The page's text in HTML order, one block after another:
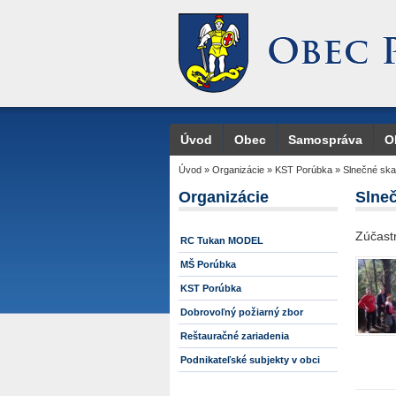
Úvod Obec Samospráva
Úvod » Organizácie » KST Porúbka » Slnečné
Organizácie
RC Tukan MODEL
MŠ Porúbka
KST Porúbka
Dobrovoľný požiarný zbor
Reštauračné zariadenia
Podnikateľské subjekty v obci